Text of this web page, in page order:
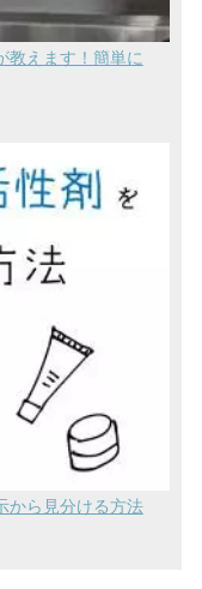
教えます！簡単に
から見分ける方法